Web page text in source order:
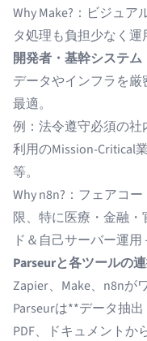
Why Make?：ビジュ
タ処理も負担少なく運
開発者・基幹システ
データやインフラを
最適。
例：法令遵守必須の
利用のMission-Critical
等。
Why n8n?：フェアコ
限、特に医療・金融
ド＆自己サーバー運用
Parseurと各ツールの
Zapier、Make、n8nが
Parseurは**データ抽
PDF、ドキュメントか